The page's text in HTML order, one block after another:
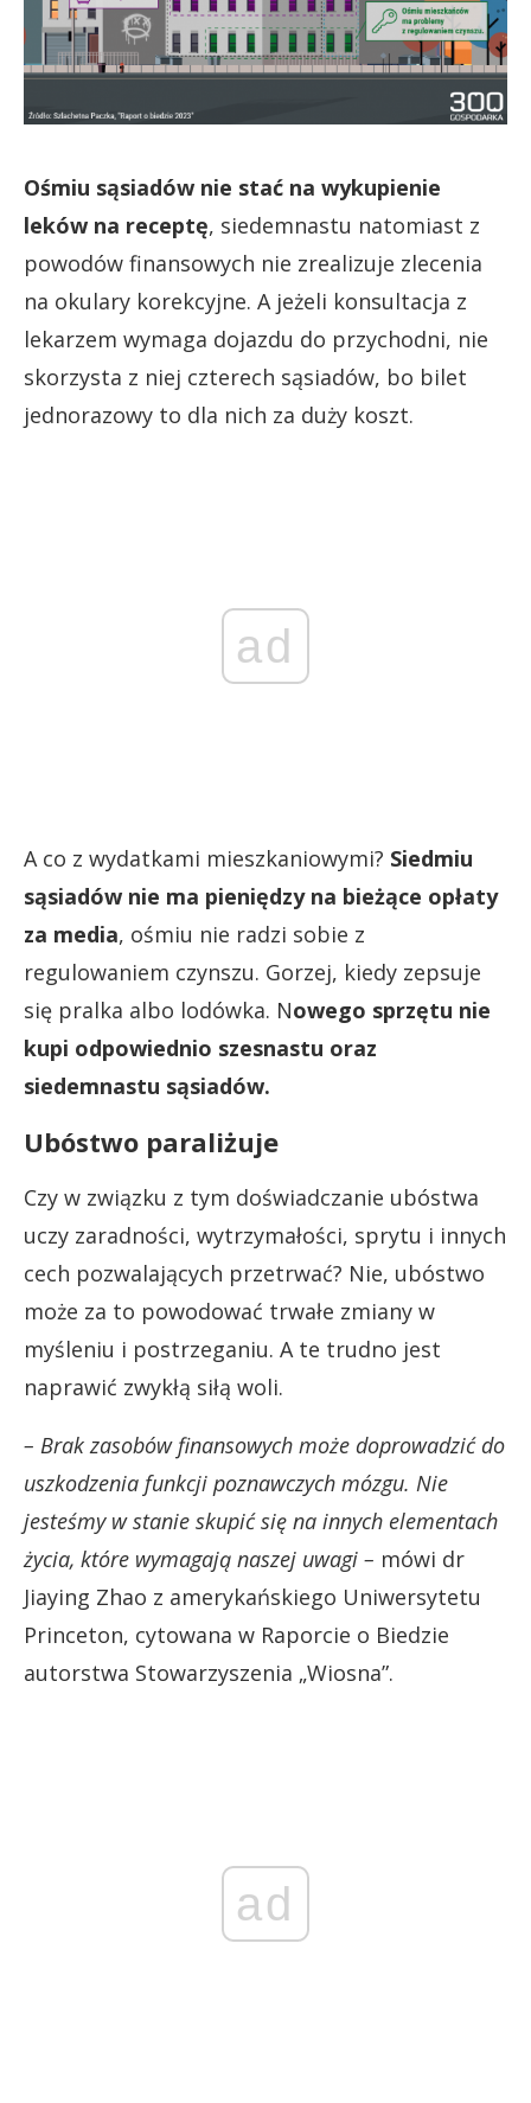
Ośmiu sąsiadów nie stać na wykupienie
leków na receptę, siedemnastu natomiast z
powodów finansowych nie zrealizuje zlecenia
na okulary korekcyjne. A jeżeli konsultacja z
lekarzem wymaga dojazdu do przychodni, nie
skorzysta z niej czterech sąsiadów, bo bilet
jednorazowy to dla nich za duży koszt.
ad
A co z wydatkami mieszkaniowymi? Siedmiu
sąsiadów nie ma pieniędzy na bieżące opłaty
za media, ośmiu nie radzi sobie z
regulowaniem czynszu. Gorzej, kiedy zepsuje
się pralka albo lodówka. Nowego sprzętu nie
kupi odpowiednio szesnastu oraz
siedemnastu sąsiadów.
Ubóstwo paraliżuje
Czy w związku z tym doświadczanie ubóstwa
uczy zaradności, wytrzymałości, sprytu i innych
cech pozwalających przetrwać? Nie, ubóstwo
może za to powodować trwałe zmiany w
myśleniu i postrzeganiu. A te trudno jest
naprawić zwykłą siłą woli.
– Brak zasobów finansowych może doprowadzić do
uszkodzenia funkcji poznawczych mózgu. Nie
jesteśmy w stanie skupić się na innych elementach
życia, które wymagają naszej uwagi – mówi dr
Jiaying Zhao z amerykańskiego Uniwersytetu
Princeton, cytowana w Raporcie o Biedzie
autorstwa Stowarzyszenia „Wiosna”.
ad